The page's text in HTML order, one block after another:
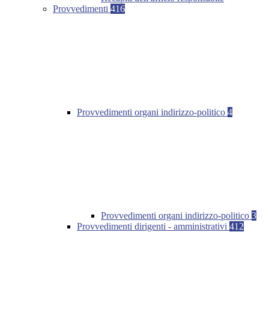
Provvedimenti 416
Provvedimenti organi indirizzo-politico 4
Provvedimenti organi indirizzo-politico 3
Provvedimenti dirigenti - amministrativi 412